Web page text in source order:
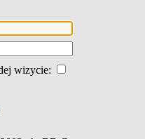
wizycie: